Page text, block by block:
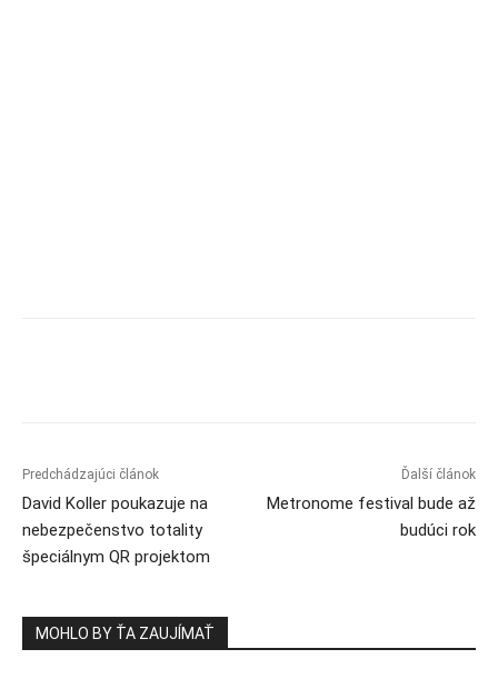
Predchádzajúci článok
David Koller poukazuje na
nebezpečenstvo totality
špeciálnym QR projektom
Ďalší článok
Metronome festival bude až
budúci rok
MOHLO BY ŤA ZAUJÍMAŤ